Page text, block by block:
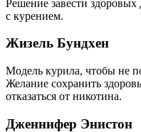
Решение завести здоровых
с курением.
Жизель Бундхен
Модель курила, чтобы не
Желание сохранить
отказаться от никотина.
Дженнифер Энистон